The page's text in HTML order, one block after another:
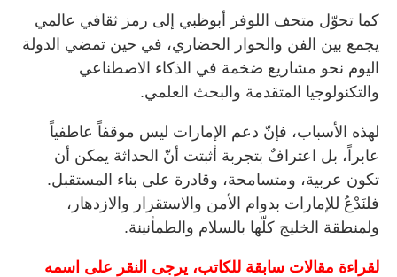
كما تحوّل متحف اللوفر أبوظبي إلى رمز ثقافي عالمي
يجمع بين الفن والحوار الحضاري، في حين تمضي الدولة
اليوم نحو مشاريع ضخمة في الذكاء الاصطناعي
والتكنولوجيا المتقدمة والبحث العلمي.
لهذه الأسباب، فإنّ دعم الإمارات ليس موقفاً عاطفياً
عابراً، بل اعترافٌ بتجربة أثبتت أنّ الحداثة يمكن أن
تكون عربية، ومتسامحة، وقادرة على بناء المستقبل.
فلنَدْعُ للإمارات بدوام الأمن والاستقرار والازدهار،
ولمنطقة الخليج كلّها بالسلام والطمأنينة.
لقراءة مقالات سابقة للكاتب، يرجى النقر على اسمه